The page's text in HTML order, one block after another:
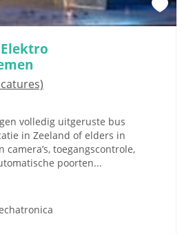
volledig uitgeruste bus
in Zeeland of elders in
camera’s, toegangscontrole,
poorten...